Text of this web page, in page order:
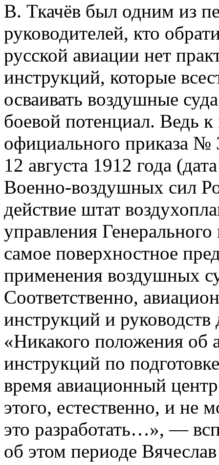
В. Ткачёв был одним из
руководителей, кто
русской авиации нет
инструкций, которые
осваивать воздушные
боевой потенциал. Ведь
официального приказа №
12 августа 1912 года
Военно-воздушных сил
действие штат
управления
самое поверхностное
применения воздушных
Соответственно,
инструкций и
«Никакого положения об
инструкций по
время авиационный
этого, естественно, и не
это разработать…», —
об этом периоде